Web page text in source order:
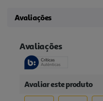
Avaliações